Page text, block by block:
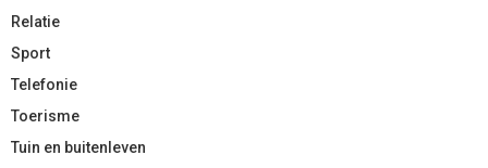
Relatie
Sport
Telefonie
Toerisme
Tuin en buitenleven